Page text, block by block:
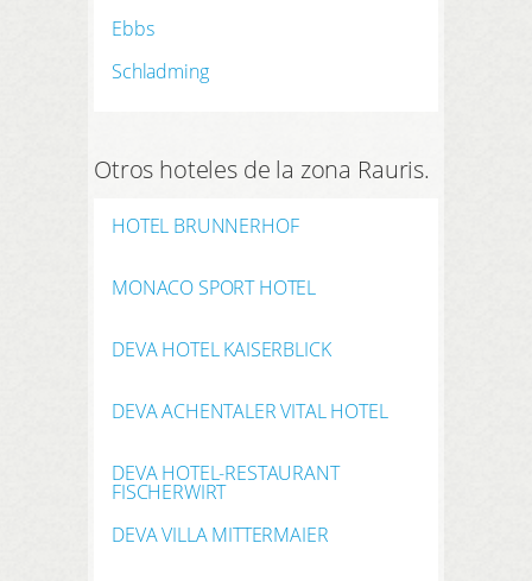
Ebbs
Schladming
Otros hoteles de la zona Rauris.
HOTEL BRUNNERHOF
MONACO SPORT HOTEL
DEVA HOTEL KAISERBLICK
DEVA ACHENTALER VITAL HOTEL
DEVA HOTEL-RESTAURANT
FISCHERWIRT
DEVA VILLA MITTERMAIER